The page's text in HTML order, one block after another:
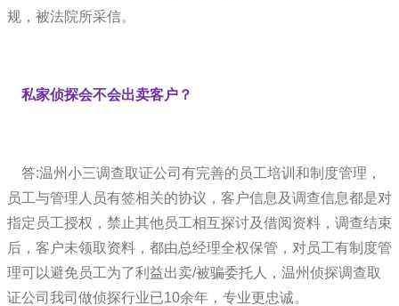
规，被法院所采信。
私家侦探会不会出卖客户？
答:温州小三调查取证公司有完善的员工培训和制度管理，
员工与管理人员有签相关的协议，客户信息及调查信息都是对
指定员工授权，禁止其他员工相互探讨及借阅资料，调查结束
后，客户未领取资料，都由总经理全权保管，对员工有制度管
理可以避免员工为了利益出卖/被骗委托人，温州侦探调查取
证公司我司做侦探行业已10余年，专业更忠诚。